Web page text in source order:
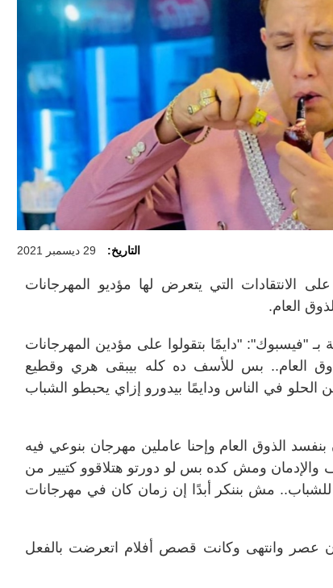
التاريخ: 29 ديسمبر 2021
الانتقادات التي يتعرض لها مؤديو المهرجانات
العام.
"فيسبوك": "دايمًا بتقولوا على مؤدين المهرجانات
العام.. بس للأسف ده كله بيبقى هري وقطيع
في الناس ودايمًا بيدورو إزاي يحبطو الشباب
الذوق العام وإحنا عاملين مهرجان بنوعي فيه
والإدمان ومش كده بس لو دورتو هتلاقوو كتيير من
مش بننكر أبدًا إن زمان كان في مهرجانات
عصر وانتهى وكانت قصص أفلام اتعرضت بالفعل